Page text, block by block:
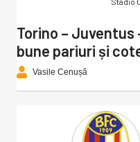
Torino – Juventus
bune pariuri și
Vasile Cenușă